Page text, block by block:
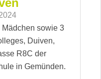
Mädchen sowie 3
Duiven,
R8C der
in Gemünden.